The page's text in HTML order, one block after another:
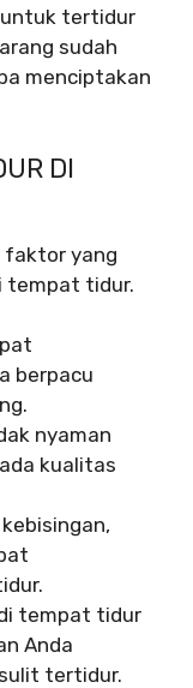
untuk tertidur
sudah
menciptakan
DI
faktor yang
tempat tidur.
berpacu
nyaman
kualitas
tempat tidur
Anda
tertidur.